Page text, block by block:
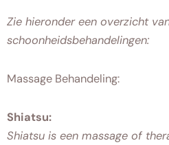
Zie hieronder een overzicht
schoonheidsbehandelingen:
Massage Behandeling:
Shiatsu:
Shiatsu is een massage of